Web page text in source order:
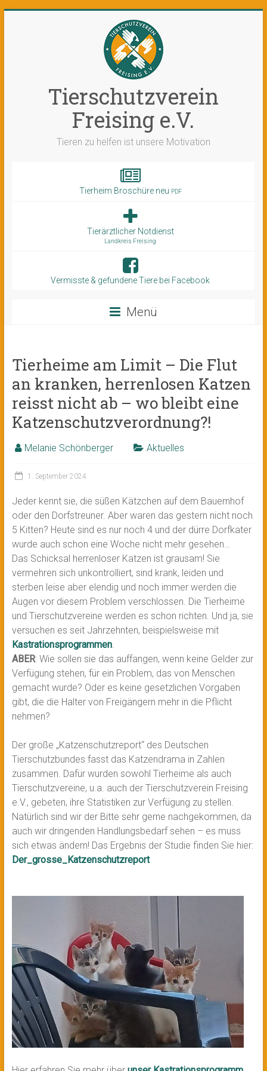
Tierschutzverein
Freising e.V.
Tieren zu helfen ist unsere Motivation
Tierheim Broschüre neu PDF
Tierärztlicher Notdienst
Landkreis Freising
Vermisste & gefundene Tiere bei Facebook
Menü
Tierheime am Limit – Die Flut
an kranken, herrenlosen Katzen
reisst nicht ab – wo bleibt eine
Katzenschutzverordnung?!
Melanie Schönberger Aktuelles
1. September 2024
Jeder kennt sie, die süßen Kätzchen auf dem Bauernhof
oder den Dorfstreuner. Aber waren das gestern nicht noch
5 Kitten? Heute sind es nur noch 4 und der dürre Dorfkater
wurde auch schon eine Woche nicht mehr gesehen…
Das Schicksal herrenloser Katzen ist grausam! Sie
vermehren sich unkontrolliert, sind krank, leiden und
sterben leise aber elendig und noch immer werden die
Augen vor diesem Problem verschlossen. Die Tierheime
und Tierschutzvereine werden es schon richten. Und ja, sie
versuchen es seit Jahrzehnten, beispielsweise mit
Kastrationsprogrammen.
ABER: Wie sollen sie das auffangen, wenn keine Gelder zur
Verfügung stehen, für ein Problem, das von Menschen
gemacht wurde? Oder es keine gesetzlichen Vorgaben
gibt, die die Halter von Freigängern mehr in die Pflicht
nehmen?
Der große „Katzenschutzreport“ des Deutschen
Tierschutzbundes fasst das Katzendrama in Zahlen
zusammen. Dafür wurden sowohl Tierheime als auch
Tierschutzvereine, u.a. auch der Tierschutzverein Freising
e.V., gebeten, ihre Statistiken zur Verfügung zu stellen.
Natürlich sind wir der Bitte sehr gerne nachgekommen, da
auch wir dringenden Handlungsbedarf sehen – es muss
sich etwas ändern! Das Ergebnis der Studie finden Sie hier:
Der_grosse_Katzenschutzreport